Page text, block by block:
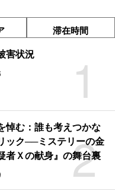
滞在時間
1
害状況
2
悼む：誰も考えつかな
ック──ミステリーの金
者Ｘの献身』の舞台裏